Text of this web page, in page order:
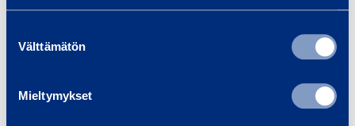
valinta
Välttämätön
Mieltymykset
Hallinto
Kaikki roolit